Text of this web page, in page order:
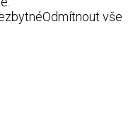
Odmítnout vše